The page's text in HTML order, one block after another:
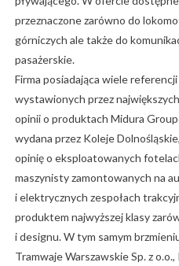
przeznaczone zarówno do
górniczych ale także do
pasażerskie.
Firma posiadająca wiele
wystawionych przez
opinii o produktach Midura
wydana przez Koleje
opinię o eksploatowanych
maszynisty zamontowanych na
i elektrycznych zespołach
produktem najwyższej klasy
i designu. W tym samym
Tramwaje Warszawskie Sp. z